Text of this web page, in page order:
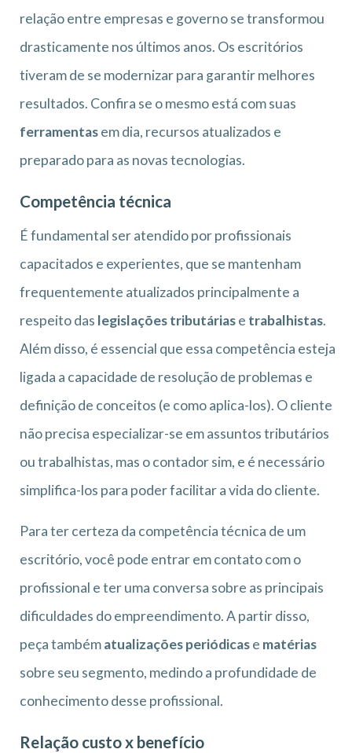
relação entre empresas e governo se transformou
drasticamente nos últimos anos. Os escritórios
tiveram de se modernizar para garantir melhores
resultados. Confira se o mesmo está com suas
ferramentasem dia, recursos atualizados e
preparado para as novas tecnologias.
Competência técnica
É fundamental ser atendido por profissionais
capacitados e experientes, que se mantenham
frequentemente atualizados principalmente a
respeito das legislações tributáriase trabalhistas.
Além disso, é essencial que essa competência esteja
ligada a capacidade de resolução de problemas e
definição de conceitos (e como aplica-los). O cliente
não precisa especializar-se em assuntos tributários
ou trabalhistas, mas o contador sim, e é necessário
simplifica-los para poder facilitar a vida do cliente.
Para ter certeza da competência técnica de um
escritório, você pode entrar em contato com o
profissional e ter uma conversa sobre as principais
dificuldades do empreendimento. A partir disso,
peça tambématualizações periódicase matérias
sobre seu segmento, medindo a profundidade de
conhecimento desse profissional.
Relação custo x benefício